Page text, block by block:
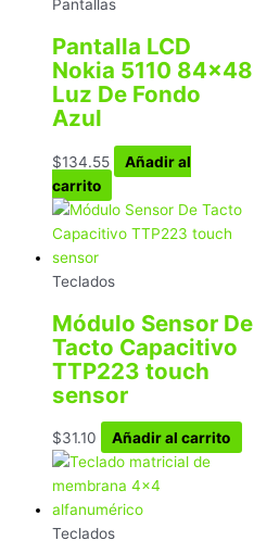
Pantallas
Pantalla LCD
Nokia 5110 84×48
Luz De Fondo
Azul
$134.55
Añadir al
carrito
Teclados
Módulo Sensor De
Tacto Capacitivo
TTP223 touch
sensor
$31.10 Añadir al carrito
Teclados